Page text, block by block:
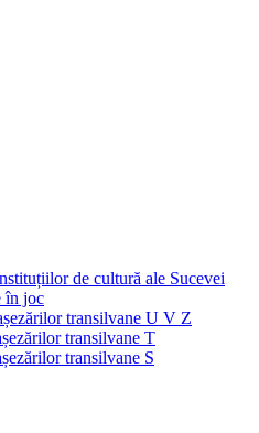
de cultură ale Sucevei
în joc
transilvane U V Z
transilvane T
transilvane S